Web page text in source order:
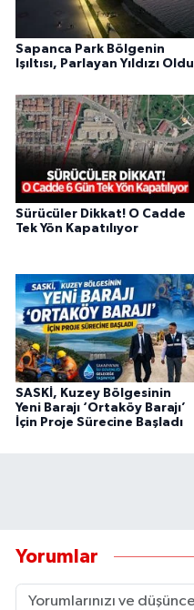
Sapanca Park Bölgenin
Işıltısı, Parlayan Yıldızı Oldu
Sürücüler Dikkat! O Cadde
Tek Yön Kapatılıyor
SASKİ, Kuzey Bölgesinin
Yeni Barajı ‘Ortaköy Barajı’
İçin Proje Sürecine Başladı
Yorumlar